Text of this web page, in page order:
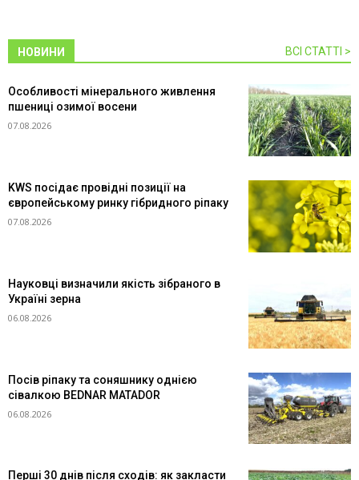
НОВИНИ ВСІ СТАТТІ >
Особливості мінерального живлення
пшениці озимої восени
07.08.2026
KWS посідає провідні позиції на
європейському ринку гібридного ріпаку
07.08.2026
Науковці визначили якість зібраного в
Україні зерна
06.08.2026
Посів ріпаку та соняшнику однією
сівалкою BEDNAR MATADOR
06.08.2026
Перші 30 днів після сходів: як закласти